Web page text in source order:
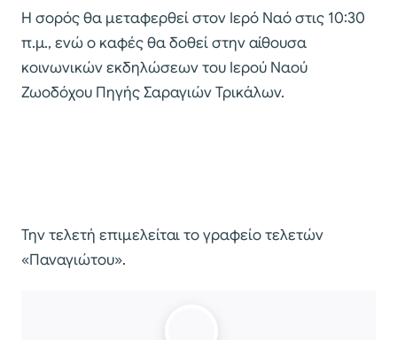
Η σορός θα μεταφερθεί στον Ιερό Ναό στις 10:30
π.μ., ενώ ο καφές θα δοθεί στην αίθουσα
κοινωνικών εκδηλώσεων του Ιερού Ναού
Ζωοδόχου Πηγής Σαραγιών Τρικάλων.
Την τελετή επιμελείται το γραφείο τελετών
«Παναγιώτου».